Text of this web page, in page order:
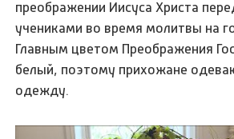
преображении Иисуса Христа
учениками во время молитвы на
Главным цветом Преображения
белый, поэтому прихожане
одежду.